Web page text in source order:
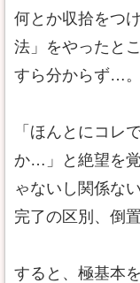
何とか収拾をつ
法」をやったと
すら分からず…。
「ほんとにコレ
か…」と絶望を
ゃないし関係な
完了の区別、倒
すると、極基本